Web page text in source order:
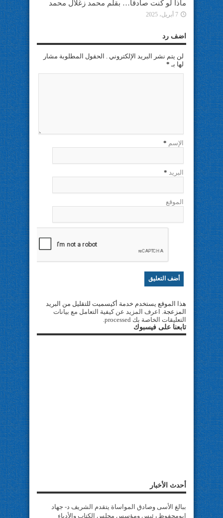
ماذا لو كنت صادقا… بقلم محمد زغلال محمد
7 أبريل، 2025
اضف رد
لن يتم نشر البريد الإلكتروني . الحقول المطلوبة مشار
لها بـ *
الإسم *
البريد *
الموقع
هذا الموقع يستخدم خدمة أكيسميت للتقليل من البريد
المزعجة. اعرف المزيد عن كيفية التعامل مع بيانات
التعليقات الخاصة بك processed
تابعنا على فيسبوك
أحدث الأخبار
ببالغ الأسى وصادق المواساة يتقدم الشريف د- جهاد
ابومحفوظ رئيس ومؤسس مجلس الكتاب والأدباء